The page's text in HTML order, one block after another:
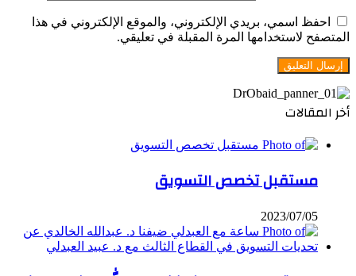
احفظ اسمي، بريدي الإلكتروني، والموقع الإلكتروني في هذا
المتصفح لاستخدامها المرة المقبلة في تعليقي.
أخر المقالات
مستقبل تخصص التسويق
2023/07/05